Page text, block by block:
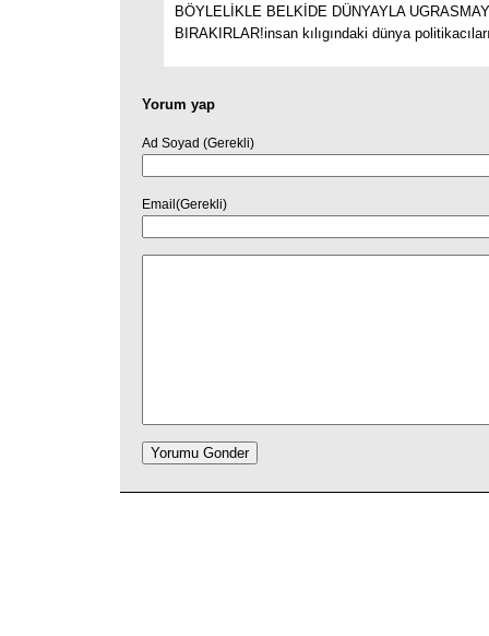
BÖYLELİKLE BELKİDE DÜNYAYLA
BIRAKIRLAR!insan kılıgındaki dünya
Yorum yap
Ad Soyad (Gerekli)
Email(Gerekli)